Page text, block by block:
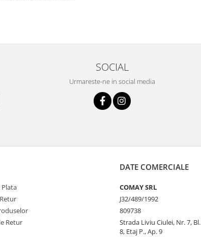
SOCIAL
Urmareste-ne in social media
Retur
DATE COMERCIALE
COMAY SRL
J32/489/1992
809738
Strada Liviu Ciulei, Nr. 7, Bl.
8, Etaj P., Ap. 9